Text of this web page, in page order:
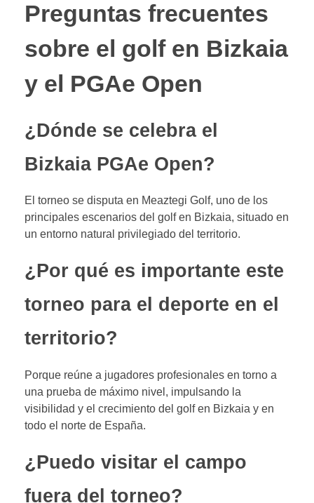
Preguntas frecuentes
sobre el golf en Bizkaia
y el PGAe Open
¿Dónde se celebra el
Bizkaia PGAe Open?
El torneo se disputa en Meaztegi Golf, uno de los
principales escenarios del golf en Bizkaia, situado en
un entorno natural privilegiado del territorio.
¿Por qué es importante este
torneo para el deporte en el
territorio?
Porque reúne a jugadores profesionales en torno a
una prueba de máximo nivel, impulsando la
visibilidad y el crecimiento del golf en Bizkaia y en
todo el norte de España.
¿Puedo visitar el campo
fuera del torneo?